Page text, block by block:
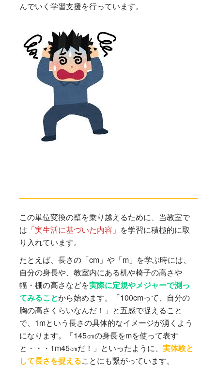
んでいく学習支援を行っています。
この単位変換の壁を乗り越えるために、当教室で
は 「実生活に基づいた内容」 を学習に積極的に取
り入れています。
たとえば、長さの「cm」や「m」を学ぶ時には、
自分の身長や、教室内にある机や椅子の高さや
幅・棚の高さなどを実際に定規やメジャーで測っ
てみることから始めます。「100cmって、自分の
胸の高さくらいなんだ！」と五感で捉えること
で、1mという長さの具体的なイメージが湧くよう
になります。「145㎝の身長をmを使って表す
と・・・1m45㎝だ！」といったように、実体験と
して長さを捉えることにも繋がっています。